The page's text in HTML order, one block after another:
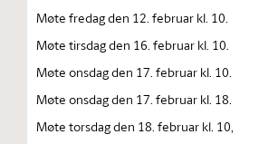
Møte fredag den 12. februar kl. 10.
Møte tirsdag den 16. februar kl. 10.
Møte onsdag den 17. februar kl. 10.
Møte onsdag den 17. februar kl. 18.
Møte torsdag den 18. februar kl. 10,